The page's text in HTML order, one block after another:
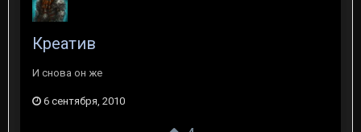
Креатив
И снова он же
6 сентября, 2010